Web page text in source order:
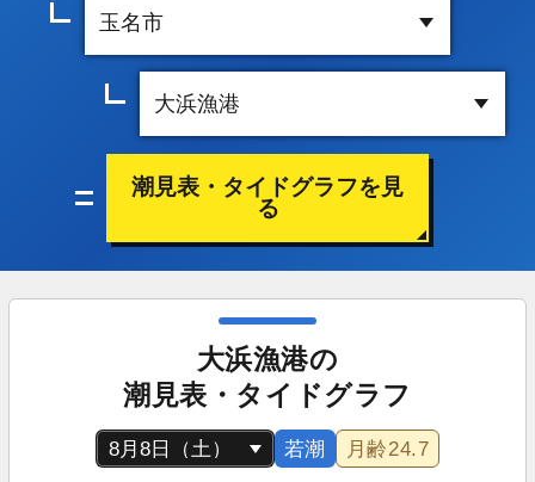
潮見表・タイドグラフを見
る
大浜漁港の
潮見表・タイドグラフ
若潮 月齢24.7